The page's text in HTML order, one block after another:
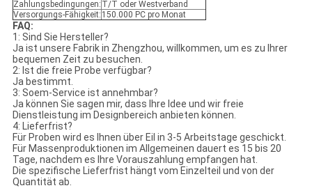
Zahlungsbedingungen: T/T oder Westverband
Versorgungs-Fähigkeit: 150.000 PC pro Monat
FAQ:
1: Sind Sie Hersteller?
Ja ist unsere Fabrik in Zhengzhou, willkommen, um es zu Ihrer
bequemen Zeit zu besuchen.
2: Ist die freie Probe verfügbar?
Ja bestimmt.
3: Soem-Service ist annehmbar?
Ja können Sie sagen mir, dass Ihre Idee und wir freie
Dienstleistung im Designbereich anbieten können.
4: Lieferfrist?
Für Proben wird es Ihnen über Eil in 3-5 Arbeitstage geschickt.
Für Massenproduktionen im Allgemeinen dauert es 15 bis 20
Tage, nachdem es Ihre Vorauszahlung empfangen hat.
Die spezifische Lieferfrist hängt vom Einzelteil und von der
Quantität ab.